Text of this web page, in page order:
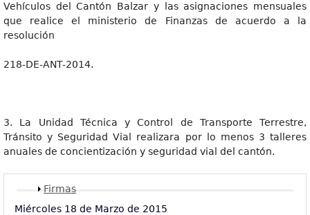
Vehículos del Cantón Balzar y las asignaciones mensuales
que realice el ministerio de Finanzas de acuerdo a la
resolución
218-DE-ANT-2014.
3. La Unidad Técnica y Control de Transporte Terrestre,
Tránsito y Seguridad Vial realizara por lo menos 3 talleres
anuales de concientización y seguridad vial del cantón.
Mostrar
Firmas
Miércoles 18 de Marzo de 2015